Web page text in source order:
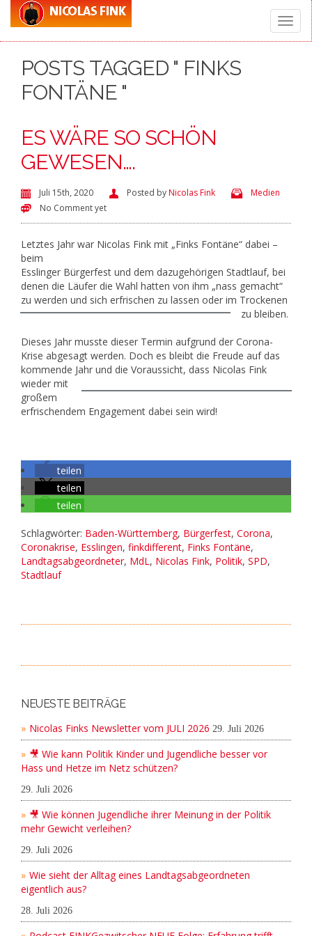
Toggle
POSTS TAGGED " FINKS
FONTÄNE "
ES WÄRE SO SCHÖN
GEWESEN….
Juli 15th, 2020 Posted byNicolas Fink
Medien
No Comment yet
Letztes Jahr war Nicolas Fink mit „Finks Fontäne“ dabei –
beim
Esslinger Bürgerfest und dem dazugehörigen Stadtlauf, bei
denen die Läufer die Wahl hatten von ihm „nass gemacht“
zu werden und sich erfrischen zu lassen oder im Trockenen
zu bleiben.
Dieses Jahr musste dieser Termin aufgrund der Corona-
Krise abgesagt werden. Doch es bleibt die Freude auf das
kommende Jahr und die Voraussicht, dass Nicolas Fink
wieder mit
großem
erfrischendem Engagement dabei sein wird!
teilen
teilen
teilen
Schlagwörter: Baden-Württemberg, Bürgerfest, Corona,
Coronakrise, Esslingen, finkdifferent, Finks Fontäne,
Landtagsabgeordneter, MdL, Nicolas Fink, Politik, SPD,
Stadtlauf
NEUESTE BEITRÄGE
Nicolas Finks Newsletter vom JULI 2026 29. Juli 2026
🎥 Wie kann Politik Kinder und Jugendliche besser vor
Hass und Hetze im Netz schützen?
29. Juli 2026
🎥 Wie können Jugendliche ihrer Meinung in der Politik
mehr Gewicht verleihen?
29. Juli 2026
Wie sieht der Alltag eines Landtagsabgeordneten
eigentlich aus?
28. Juli 2026